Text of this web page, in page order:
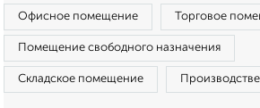
Офисное помещение Торговое
Помещение свободного назначения
Складское помещение